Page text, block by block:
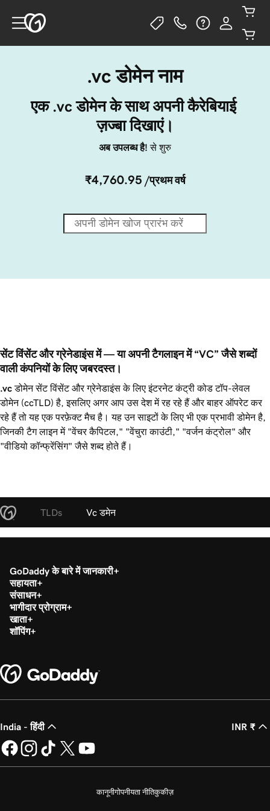
.vc डोमेन नाम
एक .vc डोमेन के साथ अपनी कैरेबियाई
ज़ज्बा दिखाएं।
अब उपलब्ध है!से शुरु
₹4,760.95 /प्रथम वर्ष
सेंट विंसेंट और ग्रेनेडाइंस में — या अपनी टैगलाइन में “VC” जैसे शब्दों
वाली कंपनियों के लिए जबरदस्त।
.vcडोमेन सेंट विंसेंट और ग्रेनेडाइंस के लिए इंटरनेट कंट्री कोड टॉप-लेवल
डोमेन (ccTLD) है, इसलिए अगर आप उस देश में रह रहे हैं और बाहर ऑपरेट कर
रहे हैं तो यह एक परफ़ेक्ट मैच है। यह उन साइटों के लिए भी एक प्रभावी डोमेन है,
जिनकी टैग लाइन में "वेंचर कैपिटल," "वेंचुरा काउंटी," "वर्जन कंट्रोल" और
"वीडियो कॉन्फ्रेंसिंग" जैसे शब्द होते हैं।
TLDs Vc डमेन
GoDaddy के बारे में जानकारी
सहायता
संसाधन
भागीदार प्रोग्राम
खाता
शॉपिंग
India - हिंदी INR ₹
कानूनीगोपनीयता नीतिकुकीज़